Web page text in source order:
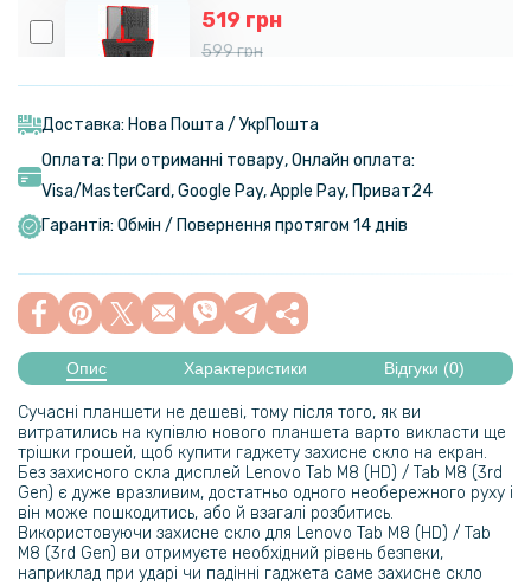
519 грн
599 грн
Броньований чохол Armored Case для Lenovo Tab P11 / P115G / P11
569 грн
659 грн
Броньований чохол Armored Case для Lenovo M10 Plus 2022 3rd
609 грн
699 грн
Броньований чохол Armored Case для Lenovo Tab M10 (3rd Gen)
469 грн
Протиударна гідрогелева плівка Hydrogel Film для Apple iPad 10.2
2019 / 2020 / 2021, Transparent
Доставка: Нова Пошта / УкрПошта
Оплата: При отриманні товару, Онлайн оплата:
Visa/MasterСard, Google Pay, Apple Pay, Приват24
Гарантія: Обмін / Повернення протягом 14 днів
Опис Характеристики Відгуки (0)
Сучасні планшети не дешеві, тому після того, як ви
витратились на купівлю нового планшета варто викласти ще
трішки грошей, щоб купити гаджету захисне скло на екран.
Без захисного скла дисплей Lenovo Tab M8 (HD) / Tab M8 (3rd
Gen) є дуже вразливим, достатньо одного необережного руху і
він може пошкодитись, або й взагалі розбитись.
Використовуючи захисне скло для Lenovo Tab M8 (HD) / Tab
M8 (3rd Gen) ви отримуєте необхідний рівень безпеки,
наприклад при ударі чи падінні гаджета саме захисне скло